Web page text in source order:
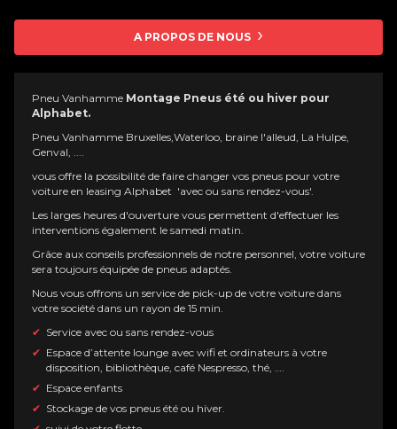
A PROPOS DE NOUS
Pneu Vanhamme Montage Pneus été ou hiver pour
Alphabet.
Pneu Vanhamme Bruxelles,Waterloo, braine l'alleud, La Hulpe,
Genval, ....
vous offre la possibilité de faire changer vos pneus pour votre
voiture en leasing Alphabet 'avec ou sans rendez-vous'.
Les larges heures d'ouverture vous permettent d'effectuer les
interventions également le samedi matin.
Grâce aux conseils professionnels de notre personnel, votre voiture
sera toujours équipée de pneus adaptés.
Nous vous offrons un service de pick-up de votre voiture dans
votre société dans un rayon de 15 min.
Service avec ou sans rendez-vous
Espace d’attente lounge avec wifi et ordinateurs à votre
disposition, bibliothèque, café Nespresso, thé, ….
Espace enfants
Stockage de vos pneus été ou hiver.